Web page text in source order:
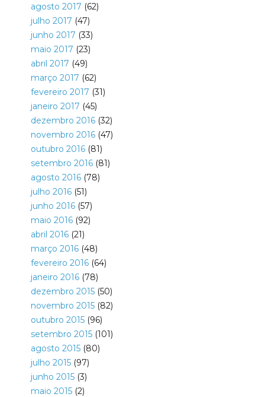
agosto 2017 (62)
julho 2017 (47)
junho 2017 (33)
maio 2017 (23)
abril 2017 (49)
março 2017 (62)
fevereiro 2017 (31)
janeiro 2017 (45)
dezembro 2016(32)
novembro 2016(47)
outubro 2016(81)
setembro 2016(81)
agosto 2016(78)
julho 2016(51)
junho 2016(57)
maio 2016(92)
abril 2016(21)
março 2016(48)
fevereiro 2016(64)
janeiro 2016(78)
dezembro 2015(50)
novembro 2015(82)
outubro 2015(96)
setembro 2015(101)
agosto 2015(80)
julho 2015(97)
junho 2015(3)
maio 2015(2)